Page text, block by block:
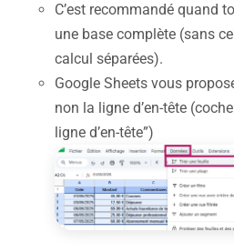
C’est recommandé quand
une base complète (sans
calcul séparées).
Google Sheets vous
non la ligne d’en-tête
ligne d’en-tête”)